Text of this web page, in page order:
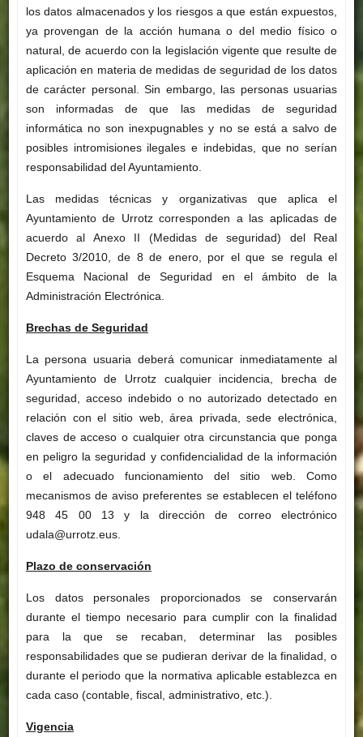
los datos almacenados y los riesgos a que están expuestos,
ya provengan de la acción humana o del medio físico o
natural, de acuerdo con la legislación vigente que resulte de
aplicación en materia de medidas de seguridad de los datos
de carácter personal. Sin embargo, las personas usuarias
son informadas de que las medidas de seguridad
informática no son inexpugnables y no se está a salvo de
posibles intromisiones ilegales e indebidas, que no serían
responsabilidad del Ayuntamiento.
Las medidas técnicas y organizativas que aplica el
Ayuntamiento de Urrotz corresponden a las aplicadas de
acuerdo al Anexo II (Medidas de seguridad) del Real
Decreto 3/2010, de 8 de enero, por el que se regula el
Esquema Nacional de Seguridad en el ámbito de la
Administración Electrónica.
Brechas de Seguridad
La persona usuaria deberá comunicar inmediatamente al
Ayuntamiento de Urrotz cualquier incidencia, brecha de
seguridad, acceso indebido o no autorizado detectado en
relación con el sitio web, área privada, sede electrónica,
claves de acceso o cualquier otra circunstancia que ponga
en peligro la seguridad y confidencialidad de la información
o el adecuado funcionamiento del sitio web. Como
mecanismos de aviso preferentes se establecen el teléfono
948 45 00 13 y la dirección de correo electrónico
udala@urrotz.eus.
Plazo de conservación
Los datos personales proporcionados se conservarán
durante el tiempo necesario para cumplir con la finalidad
para la que se recaban, determinar las posibles
responsabilidades que se pudieran derivar de la finalidad, o
durante el periodo que la normativa aplicable establezca en
cada caso (contable, fiscal, administrativo, etc.).
Vigencia